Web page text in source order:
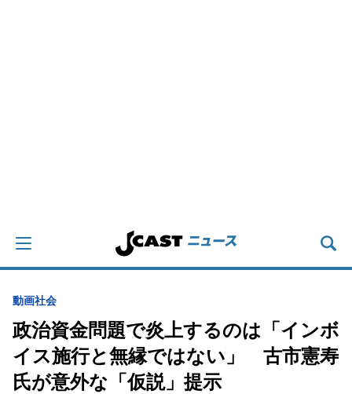
動画社会
政治資金問題で炎上するのは「インボ
イス施行と無縁ではない」 古市憲寿
氏が意外な「仮説」提示